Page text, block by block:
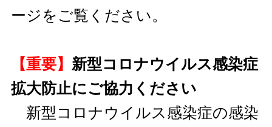
ージをご覧ください。
【重要】 新型コロナウイルス感染症
拡大防止にご協力ください
新型コロナウイルス感染症の感染